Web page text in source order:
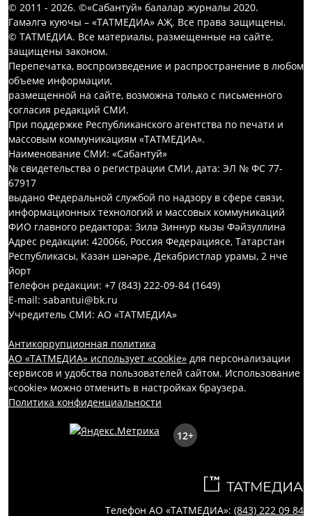
© 2011 - 2026. ©«Сабантуй» балалар журналы 2020.
Гамәлгә куючы – «ТАТМЕДИА» АҖ. Все права защищены.
© ТАТМЕДИА. Все материалы, размещенные на сайте,
защищены законом.
Перепечатка, воспроизведение и распространение в любом
объеме информации,
размещенной на сайте, возможна только с письменного
согласия редакций СМИ.
При поддержке Республиканского агентства по печати и
массовым коммуникациям «ТАТМЕДИА».
Наименование СМИ: «Сабантуй»
№ свидетельства о регистрации СМИ, дата: ЭЛ № ФС 77-
67917
выдано Федеральной службой по надзору в сфере связи,
информационных технологий и массовых коммуникаций
ФИО главного редактора: Зилә Зиннур кызы Фәйзуллина
Адрес редакции: 420066, Россия Федерациясе, Татарстан
Республикасы, Казан шәһәре, Декабристлар урамы, 2 нче
йорт
Телефон редакции: +7 (843) 222-09-84 (1649)
E-mail: sabantui@bk.ru
Учредитель СМИ: АО «ТАТМЕДИА»
Антикоррупционная политика
АО «ТАТМЕДИА» использует «cookie» для персонализации
сервисов и удобства пользователей сайтом. Использование
«cookie» можно отменить в настройках браузера.
Политика конфиденциальности
12+
Телефон АО «ТАТМЕДИА»: (843) 222 09 84